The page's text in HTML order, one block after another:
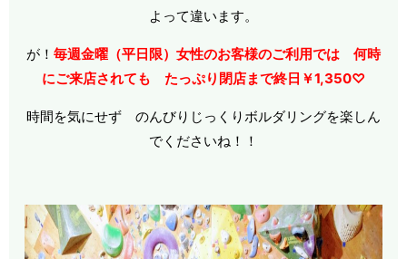
よって違います。
が！ 毎週金曜（平日限）女性のお客様のご利用では 何時
にご来店されても たっぷり閉店まで終日￥1,350♡
時間を気にせず のんびりじっくりボルダリングを楽しん
でくださいね！！